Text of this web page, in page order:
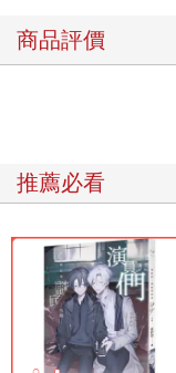
商品評價
推薦必看